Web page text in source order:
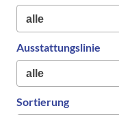
Ausstattungslinie
Sortierung